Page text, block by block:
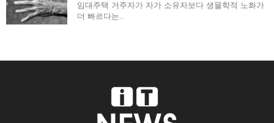
임대주택 거주자가 자가 소유자보다 생물학적 노화가
더 빠르다는..